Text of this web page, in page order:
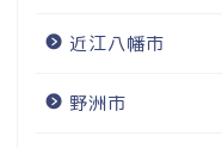
近江八幡市
野洲市